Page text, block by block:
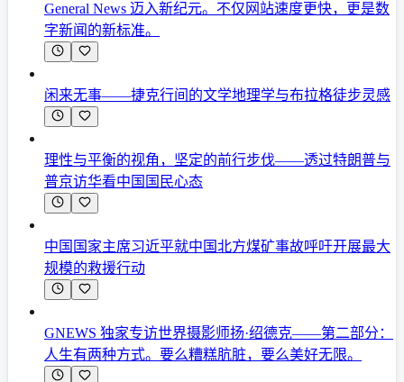
General News 迈入新纪元。不仅网站速度更快，更是数
字新闻的新标准。
闲来无事——捷克行间的文学地理学与布拉格徒步灵感
理性与平衡的视角，坚定的前行步伐——透过特朗普与
普京访华看中国国民心态
中国国家主席习近平就中国北方煤矿事故呼吁开展最大
规模的救援行动
GNEWS 独家专访世界摄影师扬·绍德克——第二部分：
人生有两种方式。要么糟糕肮脏，要么美好无限。